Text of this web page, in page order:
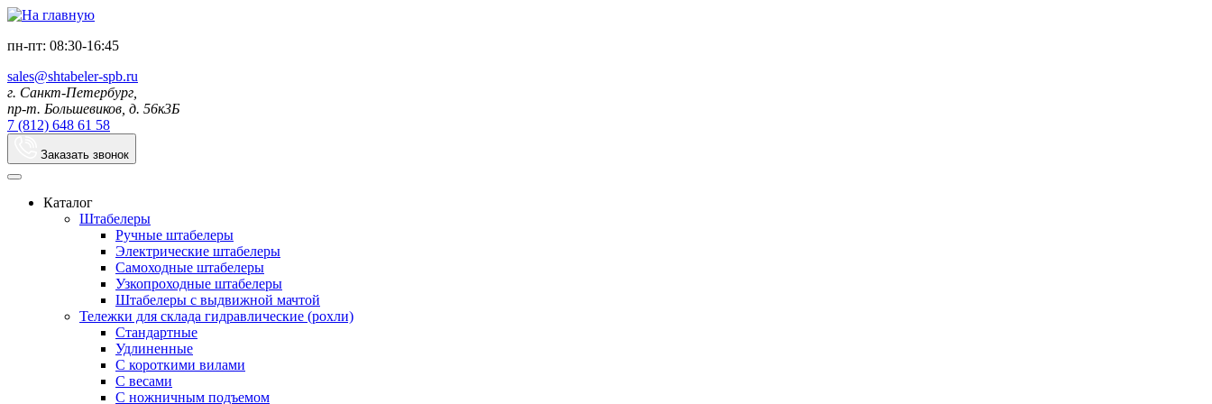
пн-пт: 08:30-16:45
sales@shtabeler-spb.ru
г. Санкт-Петербург,
пр-т. Большевиков, д. 56к3Б
7 (812) 648 61 58
Заказать звонок
Каталог
Штабелеры
Ручные штабелеры
Электрические штабелеры
Самоходные штабелеры
Узкопроходные штабелеры
Штабелеры с выдвижной мачтой
Тележки для склада гидравлические (рохли)
Стандартные
Удлиненные
С короткими вилами
С весами
С ножничным подъемом